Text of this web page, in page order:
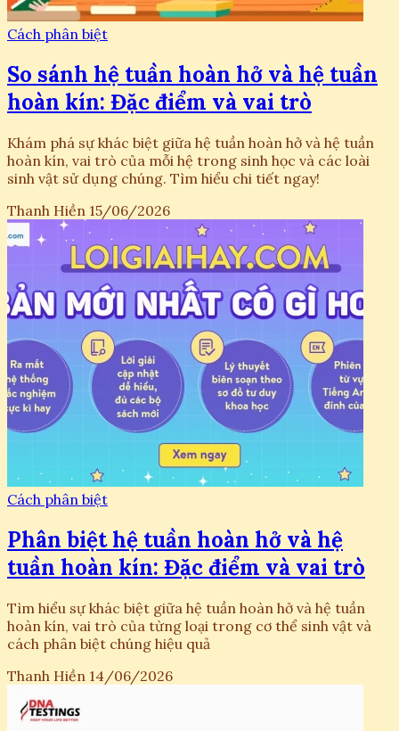
Cách phân biệt
So sánh hệ tuần hoàn hở và hệ tuần
hoàn kín: Đặc điểm và vai trò
Khám phá sự khác biệt giữa hệ tuần hoàn hở và hệ tuần
hoàn kín, vai trò của mỗi hệ trong sinh học và các loài
sinh vật sử dụng chúng. Tìm hiểu chi tiết ngay!
Thanh Hiền 15/06/2026
Cách phân biệt
Phân biệt hệ tuần hoàn hở và hệ
tuần hoàn kín: Đặc điểm và vai trò
Tìm hiểu sự khác biệt giữa hệ tuần hoàn hở và hệ tuần
hoàn kín, vai trò của từng loại trong cơ thể sinh vật và
cách phân biệt chúng hiệu quả
Thanh Hiền 14/06/2026